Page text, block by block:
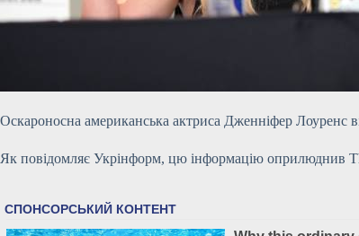
Оскароносна американська актриса Дженніфер Лоуренс
Як повідомляє Укрінформ, цю інформацію оприлюднив